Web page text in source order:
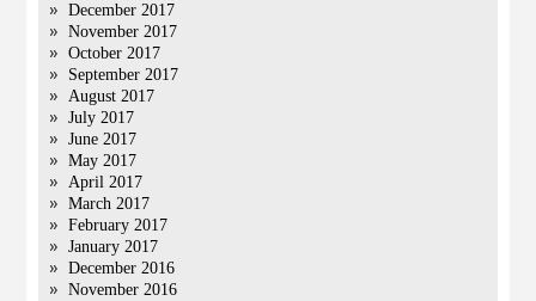
December 2017
November 2017
October 2017
September 2017
August 2017
July 2017
June 2017
May 2017
April 2017
March 2017
February 2017
January 2017
December 2016
November 2016